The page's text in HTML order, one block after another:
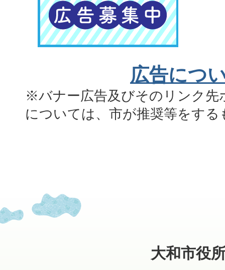
広告につ
※バナー広告及びそのリンク先
については、市が推奨等をす
大和市役